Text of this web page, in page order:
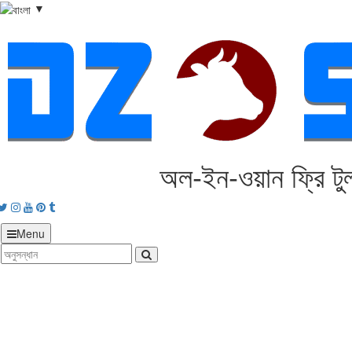
▼
অল‑ইন‑ওয়ান ফ্রি
Twitter
Instagram
Youtube
Pinterest
tumblr
Menu